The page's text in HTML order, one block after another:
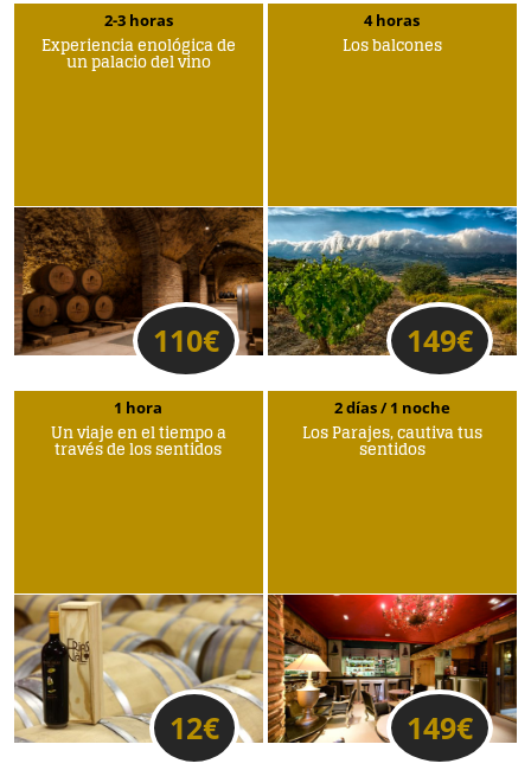
2-3 horas
Experiencia enológica de
un palacio del vino
110€
4 horas
Los balcones
149€
1 hora
Un viaje en el tiempo a
través de los sentidos
12€
2 días / 1 noche
Los Parajes, cautiva tus
sentidos
149€